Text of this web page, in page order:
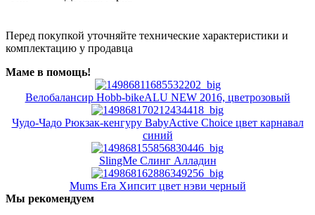
Перед покупкой уточняйте технические характеристики и
комплектацию у продавца
Маме в помощь!
Велобалансир Hobb-bikeALU NEW 2016, цветрозовый
Чудо-Чадо Рюкзак-кенгуру BabyActive Choice цвет карнавал
синий
SlingMe Слинг Алладин
Mums Era Хипсит цвет нэви черный
Мы рекомендуем